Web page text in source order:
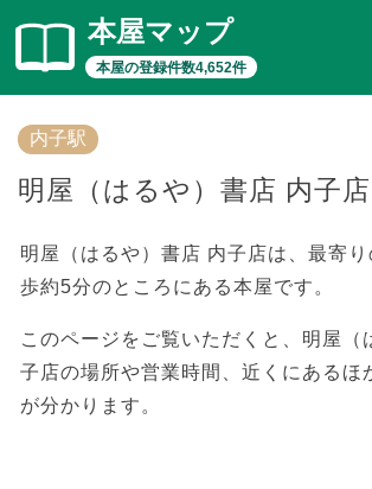
本屋マップ
本屋の登録件数4,652件
内子駅
明屋（はるや）書店 内子店
明屋（はるや）書店 内子店は、最寄り
歩約5分のところにある本屋です。
このページをご覧いただくと、明屋（
子店の場所や営業時間、近くにあるほ
が分かります。